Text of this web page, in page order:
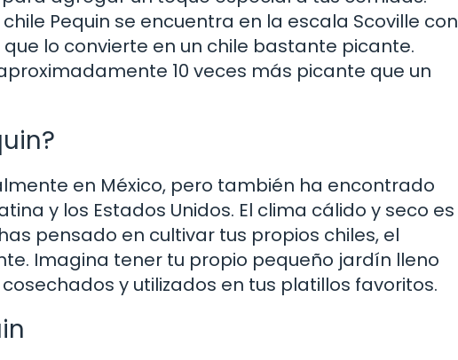
Pequin se encuentra en la escala Scoville con
que lo convierte en un chile bastante picante.
10 veces más picante que un
en México, pero también ha encontrado
y los Estados Unidos. El clima cálido y seco es
pensado en cultivar tus propios chiles, el
Imagina tener tu propio pequeño jardín lleno
y utilizados en tus platillos favoritos.